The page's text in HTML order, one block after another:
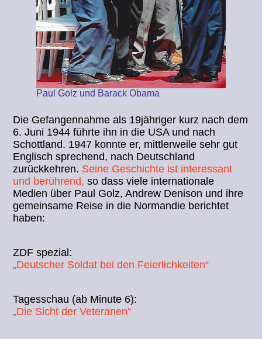
Paul Golz und Barack Obama
Die Gefangennahme als 19jähriger kurz nach dem
6. Juni 1944 führte ihn in die USA und nach
Schottland. 1947 konnte er, mittlerweile sehr gut
Englisch sprechend, nach Deutschland
zurückkehren. Seine Geschichte ist interessant
und berührend, so dass viele internationale
Medien über Paul Golz, Andrew Denison und ihre
gemeinsame Reise in die Normandie berichtet
haben:
ZDF spezial:
„Deutscher Soldat bei den Feierlichkeiten“
Tagesschau (ab Minute 6):
„Die Sicht der Veteranen“